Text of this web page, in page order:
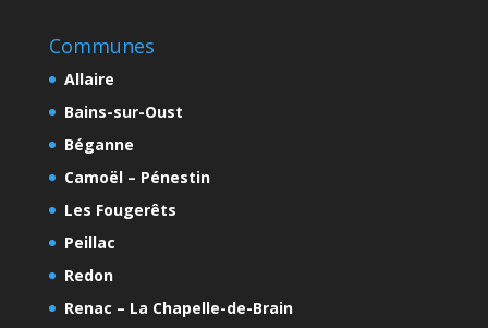
Communes
Allaire
Bains-sur-Oust
Béganne
Camoël – Pénestin
Les Fougerêts
Peillac
Redon
Renac – La Chapelle-de-Brain